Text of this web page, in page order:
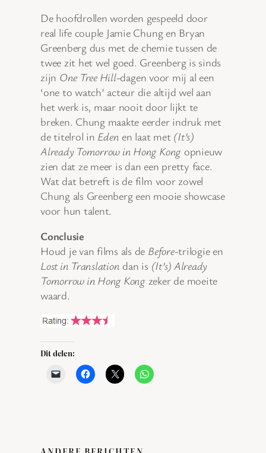
De hoofdrollen worden gespeeld door
real life couple Jamie Chung en Bryan
Greenberg dus met de chemie tussen de
twee zit het wel goed. Greenberg is sinds
zijn One Tree Hill-dagen voor mij al een
‘one to watch’ acteur die altijd wel aan
het werk is, maar nooit door lijkt te
breken. Chung maakte eerder indruk met
de titelrol in Eden en laat met (It’s)
Already Tomorrow in Hong Kong opnieuw
zien dat ze meer is dan een pretty face.
Wat dat betreft is de film voor zowel
Chung als Greenberg een mooie showcase
voor hun talent.
Conclusie
Houd je van films als de Before-trilogie en
Lost in Translation dan is (It’s) Already
Tomorrow in Hong Kongzeker de moeite
waard.
Dit delen: